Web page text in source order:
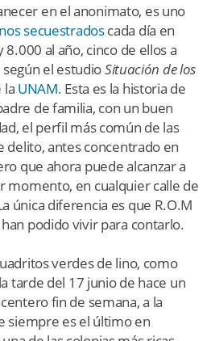
en el anonimato, es uno
secuestradoscada día en
al año, cinco de ellos a
el estudioSituación de los
la UNAM. Esta es la historia de
de familia, con un buen
el perfil más común de las
delito, antes concentrado en
que ahora puede alcanzar a
momento, en cualquier calle de
única diferencia es que R.O.M
podido vivir para contarlo.
verdes de lino, como
tarde del 17 junio de hace un
fin de semana, a la
siempre es el último en